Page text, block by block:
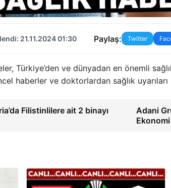
21.11.2024 01:30 Paylaş: Twitter
Türkiye’den ve dünyadan en önemli
haberler ve doktorlardan sağlık uyarıları
Filistinlilere ait 2 binayı
Adani